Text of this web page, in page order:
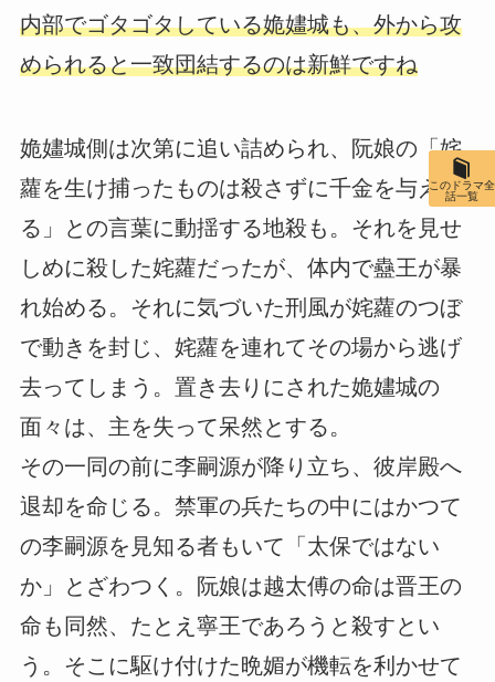
内部でゴタゴタしている姽嫿城も、外から攻
められると一致団結するのは新鮮ですね
姽嫿城側は次第に追い詰められ、阮娘の「姹
蘿を生け捕ったものは殺さずに千金を与え
る」との言葉に動揺する地殺も。それを見せ
しめに殺した姹蘿だったが、体内で蠱王が暴
れ始める。それに気づいた刑風が姹蘿のつぼ
で動きを封じ、姹蘿を連れてその場から逃げ
去ってしまう。置き去りにされた姽嫿城の
面々は、主を失って呆然とする。
その一同の前に李嗣源が降り立ち、彼岸殿へ
退却を命じる。禁軍の兵たちの中にはかつて
の李嗣源を見知る者もいて「太保ではない
か」とざわつく。阮娘は越太傅の命は晋王の
命も同然、たとえ寧王であろうと殺すとい
う。そこに駆け付けた晩媚が機転を利かせて
このドラマ全
話一覧